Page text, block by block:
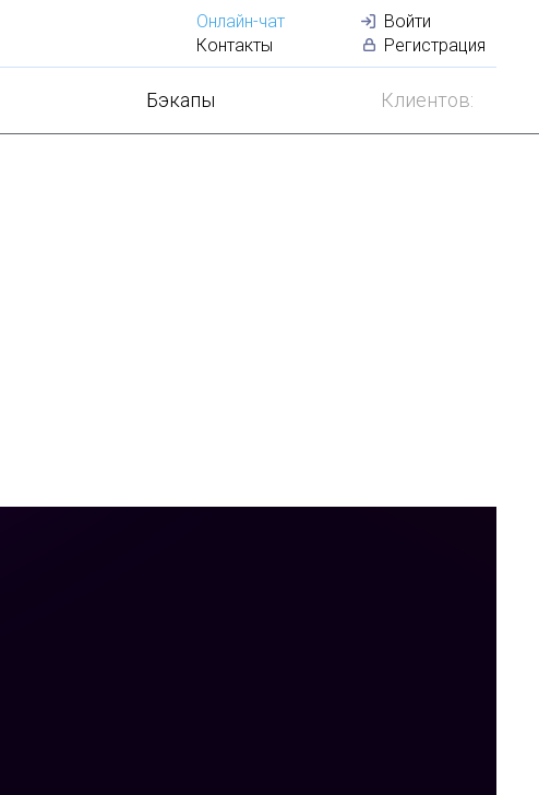
Онлайн-чат
Контакты
Войти
Регистрация
50+
Бэкапы Клиентов: